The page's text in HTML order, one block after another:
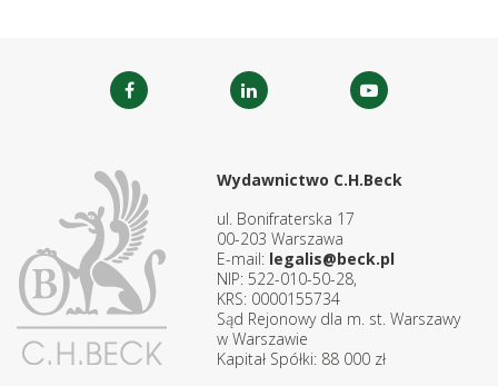
Wydawnictwo C.H.Beck
ul. Bonifraterska 17
00-203 Warszawa
E-mail: legalis@beck.pl
NIP: 522-010-50-28,
KRS: 0000155734
Sąd Rejonowy dla m. st. Warszawy
w Warszawie
Kapitał Spółki: 88 000 zł